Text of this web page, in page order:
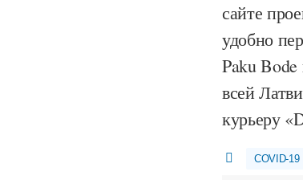
сайте
удобно
Paku
всей
курьеру
COVID-19